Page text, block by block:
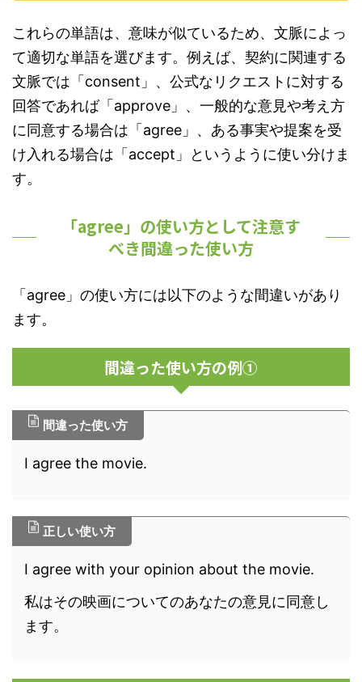
これらの単語は、意味が似ているため、文脈によっ
て適切な単語を選びます。例えば、契約に関連する
文脈では「consent」、公式なリクエストに対する
回答であれば「approve」、一般的な意見や考え方
に同意する場合は「agree」、ある事実や提案を受
け入れる場合は「accept」というように使い分けま
す。
「agree」の使い方として注意す
べき間違った使い方
「agree」の使い方には以下のような間違いがあり
ます。
間違った使い方の例①
間違った使い方
I agree the movie.
正しい使い方
I agree with your opinion about the movie.
私はその映画についてのあなたの意見に同意し
ます。